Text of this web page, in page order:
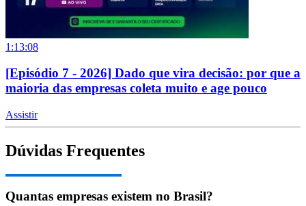
1:13:08
[Episódio 7 - 2026] Dado que vira decisão: por que a
maioria das empresas coleta muito e age pouco
Assistir
Dúvidas Frequentes
Quantas empresas existem no Brasil?